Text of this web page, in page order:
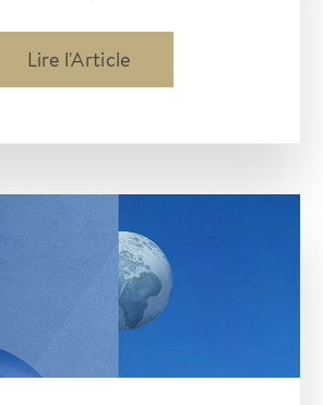
à
votre
Orage
aujourd’hui
Inondations
Lire l'Article